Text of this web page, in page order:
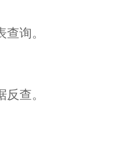
查询。
反查。